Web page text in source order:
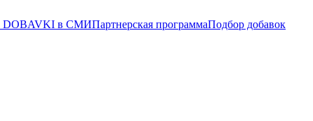
DOBAVKI в СМИПартнерская программаПодбор добавок